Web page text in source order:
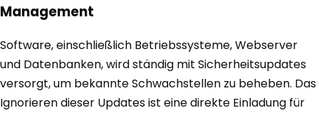
Management
Software, einschließlich Betriebssysteme, Webserver
und Datenbanken, wird ständig mit Sicherheitsupdates
versorgt, um bekannte Schwachstellen zu beheben. Das
Ignorieren dieser Updates ist eine direkte Einladung für